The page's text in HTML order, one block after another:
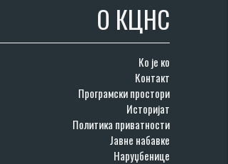
О КЦНС
Ко је ко
Контакт
Програмски простори
Историјат
Политика приватности
Јавне набавке
Наруџбенице